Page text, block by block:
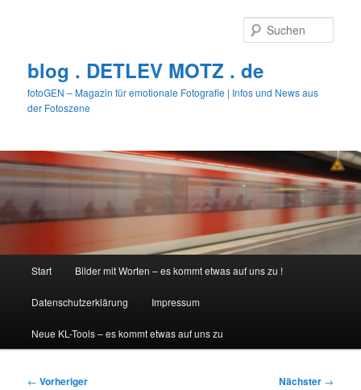
blog . DETLEV MOTZ . de
fotoGEN – Magazin für emotionale Fotografie | Infos und News aus
der Fotoszene
Start Bilder mit Worten – es kommt etwas auf uns zu !
Datenschutzerklärung Impressum
Neue KL-Tools – es kommt etwas auf uns zu
Beitragsnavigation
← Vorheriger Nächster →